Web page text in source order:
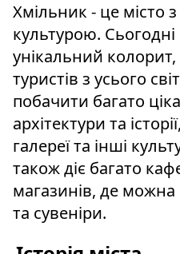
Хмільник - це місто
культурою. Сьогодні
унікальний
туристів з усього
побачити багато
архітектури та
галереї та інші
також діє багато
магазинів, де
та сувеніри.